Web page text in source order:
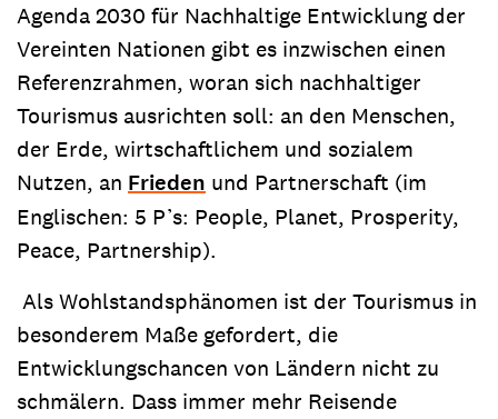
Agenda 2030 für Nachhaltige Entwicklung der
Vereinten Nationen gibt es inzwischen einen
Referenzrahmen, woran sich nachhaltiger
Tourismus ausrichten soll: an den Menschen,
der Erde, wirtschaftlichem und sozialem
Nutzen, an Frieden und Partnerschaft (im
Englischen: 5 P’s: People, Planet, Prosperity,
Peace, Partnership).
Als Wohlstandsphänomen ist der Tourismus in
besonderem Maße gefordert, die
Entwicklungschancen von Ländern nicht zu
schmälern. Dass immer mehr Reisende